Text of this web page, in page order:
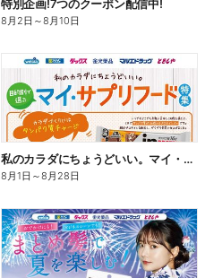
特別企画!7つのクーポン配信中!
8月2日 ～8月10日
私のカラダにちょうどいい。マイ・サプリフード
8月1日 ～8月28日